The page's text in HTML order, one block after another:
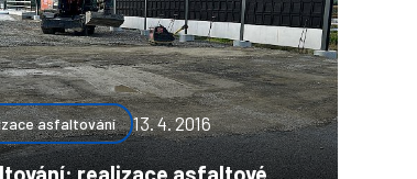
asfaltování 13. 4. 2016
realizace asfaltové